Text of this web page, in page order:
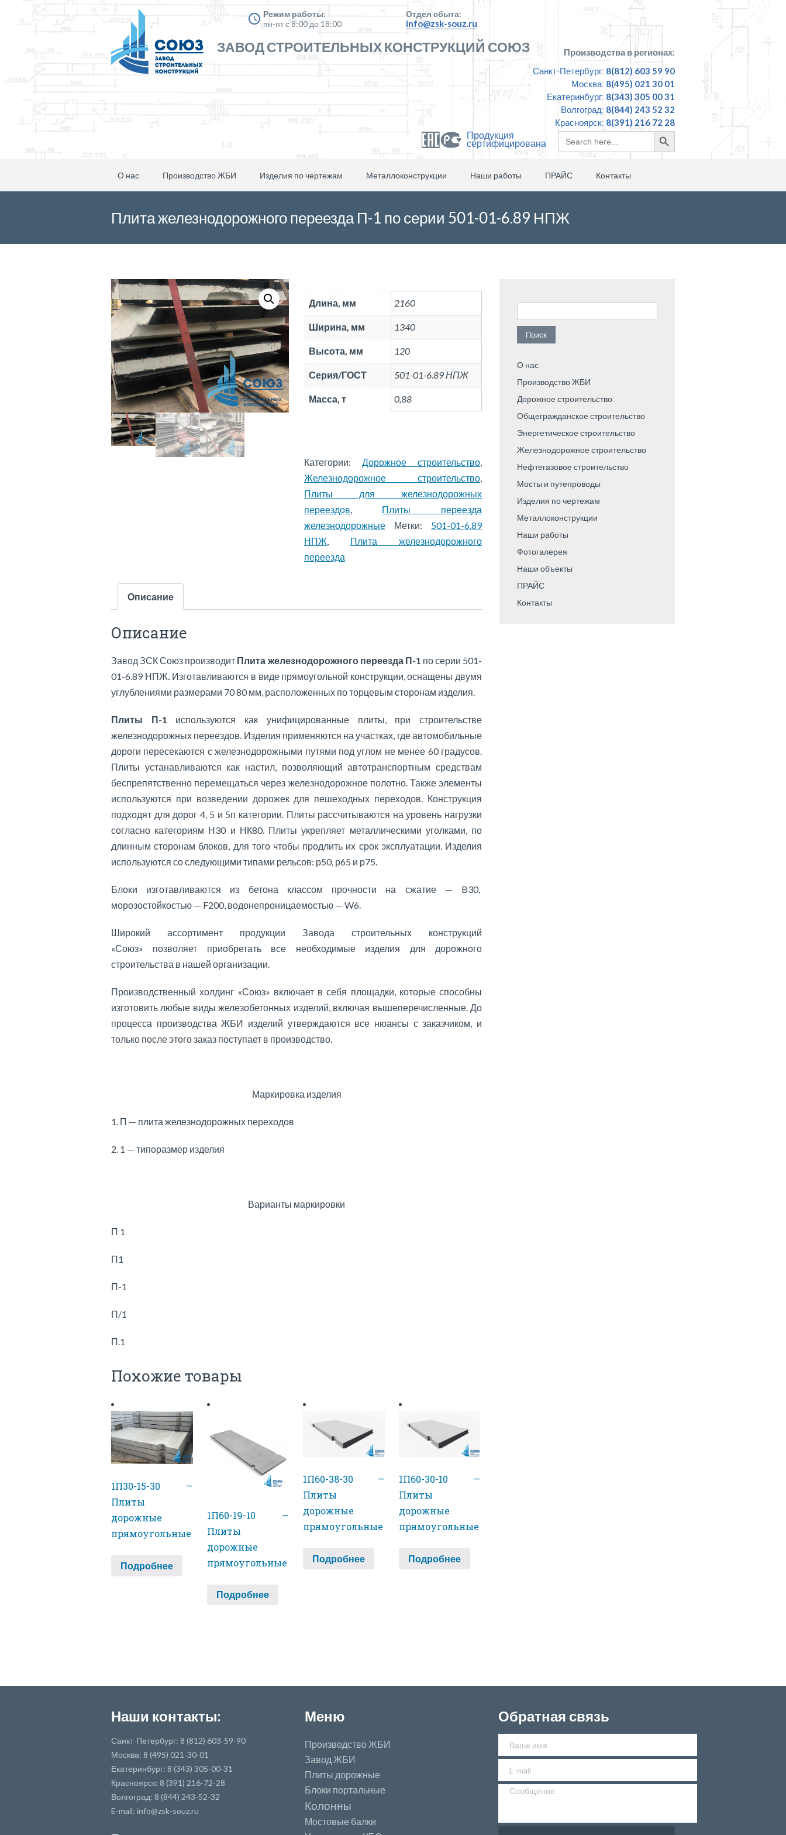
Режим работы:
пн-пт с 8:00 до 18:00
Отдел сбыта:
info@zsk-souz.ru
ЗАВОД СТРОИТЕЛЬНЫХ КОНСТРУКЦИЙ СОЮЗ
Производства в регионах:
Санкт-Петербург: 8(812) 603 59 90
Москва: 8(495) 021 30 01
Екатеринбург: 8(343) 305 00 31
Волгоград: 8(844) 243 52 32
Красноярск: 8(391) 216 72 28
Продукция
сертифицирована
Search
for:
Search
Button
О нас Производство ЖБИ Изделия по чертежам Металлоконструкции Наши работы ПРАЙС Контакты
Плита железнодорожного переезда П-1 по серии 501-01-6.89 НПЖ
Длина, мм 2160
Ширина, мм 1340
Высота, мм 120
Серия/ГОСТ 501-01-6.89 НПЖ
Масса, т 0,88
Категории: Дорожное строительство,
Железнодорожное строительство,
Плиты для железнодорожных
переездов, Плиты переезда
железнодорожные
Метки: 501-01-6.89
НПЖ, Плита железнодорожного
переезда
Описание
Описание
Завод ЗСК Союз производит Плита железнодорожного переезда П-1 по серии 501-
01-6.89 НПЖ Изготавливаются в виде прямоугольной конструкции, оснащены двумя
углублениями размерами 70 80 мм, расположенных по торцевым сторонам изделия.
Плиты П-1
используются как унифицированные плиты, при строительстве
железнодорожных переездов. Изделия применяются на участках, где автомобильные
дороги пересекаются с железнодорожными путями под углом не менее 60 градусов.
Плиты устанавливаются как настил, позволяющий автотранспортным средствам
беспрепятственно перемещаться через железнодорожное полотно. Также элементы
используются при возведении дорожек для пешеходных переходов. Конструкция
подходят для дорог 4, 5 и 5п категории. Плиты рассчитываются на уровень нагрузки
согласно категориям Н30 и НК80. Плиты укрепляет металлическими уголками, по
длинным сторонам блоков, для того чтобы продлить их срок эксплуатации. Изделия
используются со следующими типами рельсов: р50, р65 и р75.
Блоки изготавливаются из бетона классом прочности на сжатие — B30,
морозостойкостью — F200, водонепроницаемостью — W6.
Широкий ассортимент продукции Завода строительных конструкций
«Союз» позволяет приобретать все необходимые изделия для дорожного
строительства в нашей организации.
Производственный холдинг «Союз» включает в себя площадки, которые способны
изготовить любые виды железобетонных изделий, включая вышеперечисленные. До
процесса производства ЖБИ изделий утверждаются все нюансы с заказчиком, и
только после этого заказ поступает в производство.
Маркировка изделия
1. П — плита железнодорожных переходов
2. 1 — типоразмер изделия
Варианты маркировки
П 1
П1
П-1
П/1
П.1
Похожие товары
1П30-15-30 —
Плиты
дорожные
прямоугольные
Подробнее
1П60-19-10 —
Плиты
дорожные
прямоугольные
Подробнее
1П60-38-30 —
Плиты
дорожные
прямоугольные
Подробнее
1П60-30-10 —
Плиты
дорожные
прямоугольные
Подробнее
Найти:
О нас
Производство ЖБИ
Дорожное строительство
Общегражданское строительство
Энергетическое строительство
Железнодорожное строительство
Нефтегазовое строительство
Мосты и путепроводы
Изделия по чертежам
Металлоконструкции
Наши работы
Фотогалерея
Наши объекты
ПРАЙС
Контакты
Наши контакты:
Санкт-Петербург: 8 (812) 603-59-90
Москва: 8 (495) 021-30-01
Екатеринбург: 8 (343) 305-00-31
Красноярск: 8 (391) 216-72-28
Волгоград: 8 (844) 243-52-32
E-mail: info@zsk-souz.ru
Меню
Производство ЖБИ
Завод ЖБИ
Плиты дорожные
Блоки портальные
Колонны
Мостовые балки
Обратная связь